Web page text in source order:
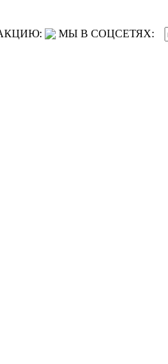
МЫ В СОЦСЕТЯХ: